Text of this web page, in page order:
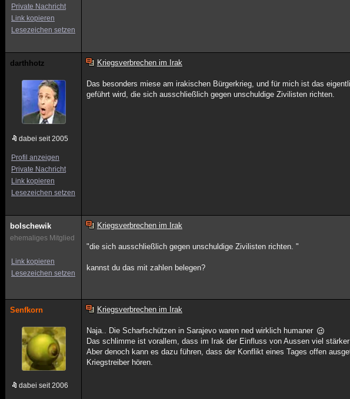
Private Nachricht
Link kopieren
Lesezeichen setzen
darthhotz
dabei seit 2005
Profil anzeigen
Private Nachricht
Link kopieren
Lesezeichen setzen
Kriegsverbrechen im Irak
Das besonders miese am irakischen Bürgerkrieg, und für mich ist das
geführt wird, die sich ausschließlich gegen unschuldige Zivilisten richten.
bolschewik
ehemaliges Mitglied
Link kopieren
Lesezeichen setzen
Kriegsverbrechen im Irak
"die sich ausschließlich gegen unschuldige Zivilisten richten. "
kannst du das mit zahlen belegen?
Senfkorn
dabei seit 2006
Kriegsverbrechen im Irak
Naja.. Die Scharfschützen in Sarajevo waren ned wirklich humaner
Das schlimme ist vorallem, dass im Irak der Einfluss von Aussen viel
Aber denoch kann es dazu führen, dass der Konflikt eines Tages offen
Kriegstreiber hören.